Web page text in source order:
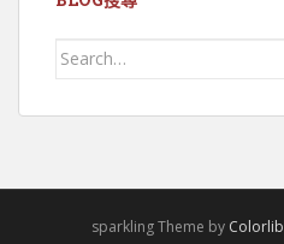
Search
sparkling Theme by Colorlib